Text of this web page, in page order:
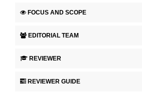
FOCUS AND SCOPE
EDITORIAL TEAM
REVIEWER
REVIEWER GUIDE